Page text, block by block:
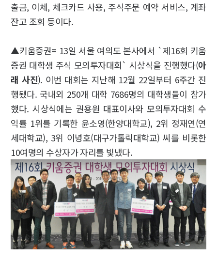
출금, 이체, 체크카드 사용, 주식주문 예약 서비스, 계좌
잔고 조회 등이다.
▲키움증권= 13일 서울 여의도 본사에서 `제16회 키움
증권 대학생 주식 모의투자대회` 시상식을 진행했다(아
래 사진). 이번 대회는 지난해 12월 22일부터 6주간 진
행됐다. 국내외 250개 대학 7686명의 대학생들이 참가
했다. 시상식에는 권용원 대표이사와 모의투자대회 수
익률 1위를 기록한 윤소영(한양대학교), 2위 정재연(연
세대학교), 3위 이녕호(대구가톨릭대학교) 씨를 비롯한
10여명의 수상자가 자리를 빛냈다.